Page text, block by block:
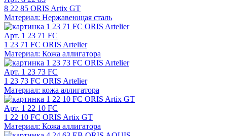
8 22 85 ORIS Artix GT
Материал: Нержавеющая сталь
Арт. 1 23 71 FC
1 23 71 FC ORIS Artelier
Материал: Кожа аллигатора
Арт. 1 23 73 FC
1 23 73 FC ORIS Artelier
Материал: кожа аллигатора
Арт. 1 22 10 FC
1 22 10 FC ORIS Artix GT
Материал: Кожа аллигатора